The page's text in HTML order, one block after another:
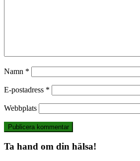
Namn *
E-postadress *
Webbplats
Ta hand om din hälsa!